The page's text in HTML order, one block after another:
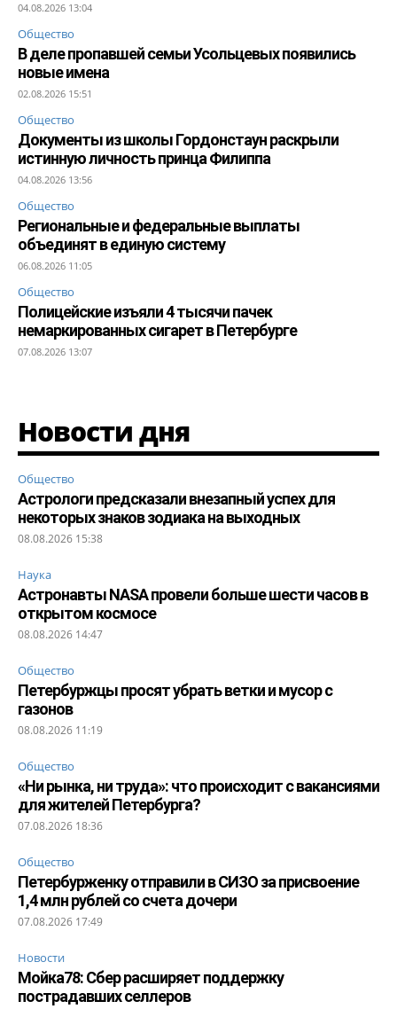
04.08.2026 13:04
Общество
В деле пропавшей семьи Усольцевых появились
новые имена
02.08.2026 15:51
Общество
Документы из школы Гордонстаун раскрыли
истинную личность принца Филиппа
04.08.2026 13:56
Общество
Региональные и федеральные выплаты
объединят в единую систему
06.08.2026 11:05
Общество
Полицейские изъяли 4 тысячи пачек
немаркированных сигарет в Петербурге
07.08.2026 13:07
Новости дня
Общество
Астрологи предсказали внезапный успех для
некоторых знаков зодиака на выходных
08.08.2026 15:38
Наука
Астронавты NASA провели больше шести часов в
открытом космосе
08.08.2026 14:47
Общество
Петербуржцы просят убрать ветки и мусор с
газонов
08.08.2026 11:19
Общество
«Ни рынка, ни труда»: что происходит с вакансиями
для жителей Петербурга?
07.08.2026 18:36
Общество
Петербурженку отправили в СИЗО за присвоение
1,4 млн рублей со счета дочери
07.08.2026 17:49
Новости
Мойка78: Сбер расширяет поддержку
пострадавших селлеров